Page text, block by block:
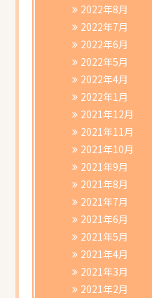
2022年8月
2022年7月
2022年6月
2022年5月
2022年4月
2022年1月
2021年12月
2021年11月
2021年10月
2021年9月
2021年8月
2021年7月
2021年6月
2021年5月
2021年4月
2021年3月
2021年2月